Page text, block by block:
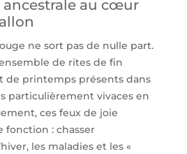
au cœur
ne sort pas de nulle part.
de rites de fin
de printemps présents dans
particulièrement vivaces en
ces feux de joie
fonction : chasser
les maladies et les «